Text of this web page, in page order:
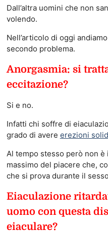
Dall’altra uomini che non
volendo.
Nell’articolo di oggi
secondo problema.
Anorgasmia: si
eccitazione?
Si e no.
Infatti chi soffre di
grado di avere erezioni
Al tempo stesso però non è
massimo del piacere che,
che si prova durante il
Eiaculazione
uomo con questa
eiaculare?